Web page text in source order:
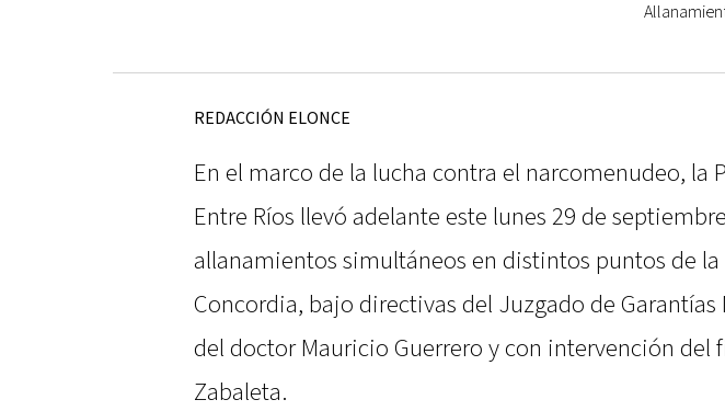
REDACCIÓN ELONCE
En el marco de la lucha contra el narcomenudeo, la
Entre Ríos llevó adelante este lunes 29 de
allanamientos simultáneos en distintos puntos de
Concordia, bajo directivas del Juzgado de Garantías
del doctor Mauricio Guerrero y con intervención del
Zabaleta.